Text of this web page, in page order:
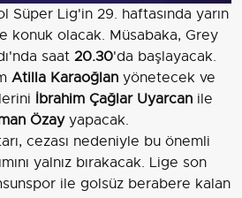
Süper Lig'in 29. haftasında yarın
konuk olacak. Müsabaka, Grey
saat 20.30'da başlayacak.
Atilla Karaoğlanyönetecek ve
İbrahim Çağlar Uyarcanile
Özayyapacak.
cezası nedeniyle bu önemli
yalnız bırakacak. Lige son
ile golsüz berabere kalan